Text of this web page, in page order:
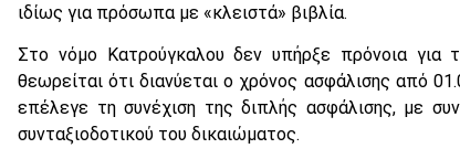
ιδίως για πρόσωπα με «κλειστά» βιβλία.
Στο νόμο Κατρούγκαλου δεν υπήρξε πρόνοια
θεωρείται ότι διανύεται ο χρόνος ασφάλισης από
επέλεγε τη συνέχιση της διπλής ασφάλισης, με
συνταξιοδοτικού του δικαιώματος.